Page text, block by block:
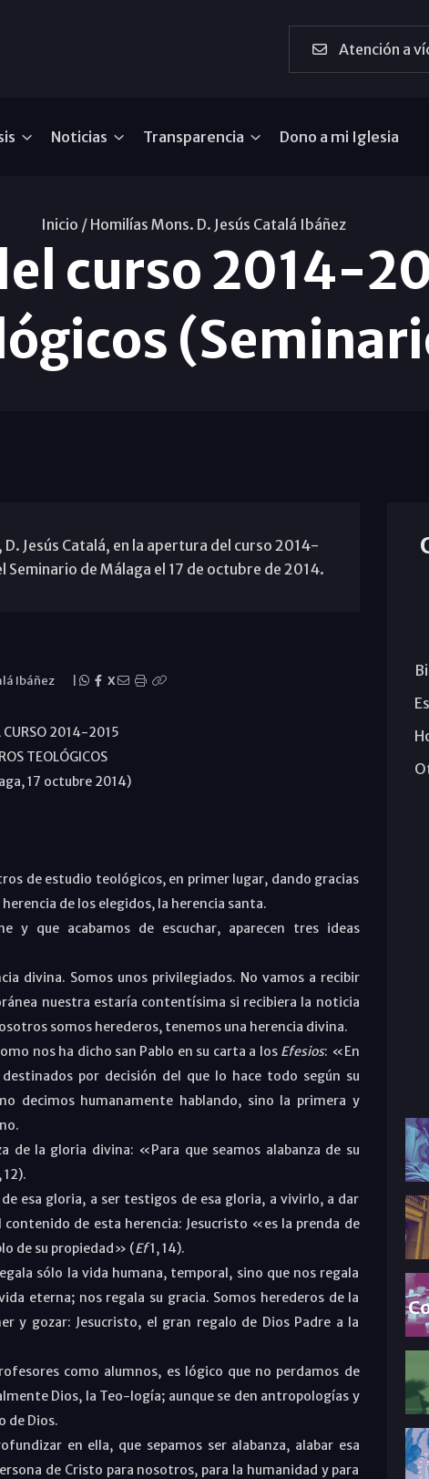
Atención a
Noticias Transparencia Dono a mi Iglesia
Inicio / Homilías Mons. D. Jesús Catalá Ibáñez
curso 2014-
Jesús Catalá, en la apertura del curso 2014-
de Málaga el 17 de octubre de 2014.
Ibáñez X
CURSO 2014-2015
TEOLÓGICOS
17 octubre 2014)
de estudio teológicos, en primer lugar, dando gracias
de los elegidos, la herencia santa.
y que acabamos de escuchar, aparecen tres ideas
divina. Somos unos privilegiados. No vamos a recibir
nuestra estaría contentísima si recibiera la noticia
somos herederos, tenemos una herencia divina.
nos ha dicho san Pablo en su carta a los Efesios: «En
por decisión del que lo hace todo según su
decimos humanamente hablando, sino la primera y
de la gloria divina: «Para que seamos alabanza de su
12).
esa gloria, a ser testigos de esa gloria, a vivirlo, a dar
de esta herencia: Jesucristo «es la prenda de
de su propiedad» (Ef1, 14).
sólo la vida humana, temporal, sino que nos regala
eterna; nos regala su gracia. Somos herederos de la
y gozar: Jesucristo, el gran regalo de Dios Padre a la
como alumnos, es lógico que no perdamos de
Dios, la Teo-logía; aunque se den antropologías y
de Dios.
en ella, que sepamos ser alabanza, alabar esa
de Cristo para nosotros, para la humanidad y para